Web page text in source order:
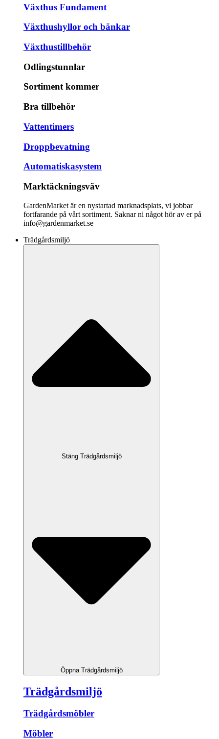
Växthus Fundament
Växthushyllor och bänkar
Växthustillbehör
Odlingstunnlar
Sortiment kommer
Bra tillbehör
Vattentimers
Droppbevatning
Automatiskasystem
Marktäckningsväv
GardenMarket är en nystartad marknadsplats, vi jobbar
fortfarande på vårt sortiment. Saknar ni något hör av er på
info@gardenmarket.se
Trädgårdsmiljö
Stäng Trädgårdsmiljö
Öppna Trädgårdsmiljö
Trädgårdsmiljö
Trädgårdsmöbler
Möbler